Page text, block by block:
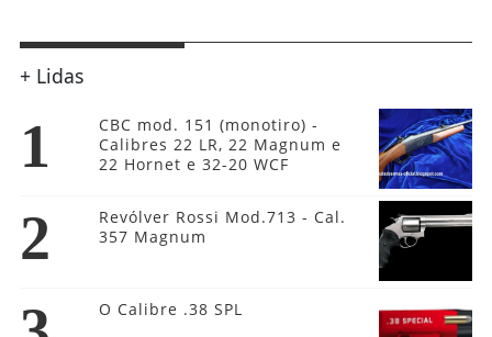
+ Lidas
1
CBC mod. 151 (monotiro) -
Calibres 22 LR, 22 Magnum e
22 Hornet e 32-20 WCF
2
Revólver Rossi Mod.713 - Cal.
357 Magnum
O Calibre .38 SPL